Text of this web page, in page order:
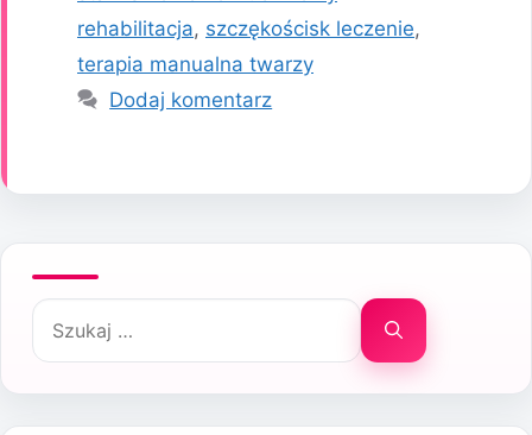
rehabilitacja, szczękościsk leczenie,
terapia manualna twarzy
Dodaj komentarz
Szukaj: